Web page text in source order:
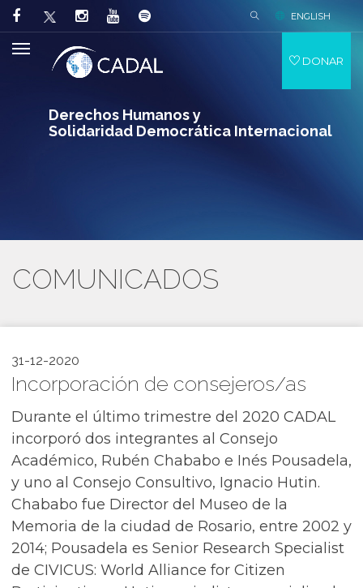
Derechos Humanos y
Solidaridad Democrática Internacional
ENGLISH
DONAR
COMUNICADOS
31-12-2020
Incorporación de consejeros/as
Durante el último trimestre del 2020 CADAL
incorporó dos integrantes al Consejo
Académico, Rubén Chababo e Inés Pousadela,
y uno al Consejo Consultivo, Ignacio Hutin.
Chababo fue Director del Museo de la
Memoria de la ciudad de Rosario, entre 2002 y
2014; Pousadela es Senior Research Specialist
de CIVICUS: World Alliance for Citizen